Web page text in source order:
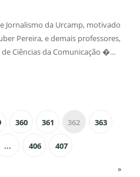
Jornalismo da Urcamp, motivado
Pereira, e demais professores,
Ciências da Comunicação �...
360 361 362 363
... 406 407
»